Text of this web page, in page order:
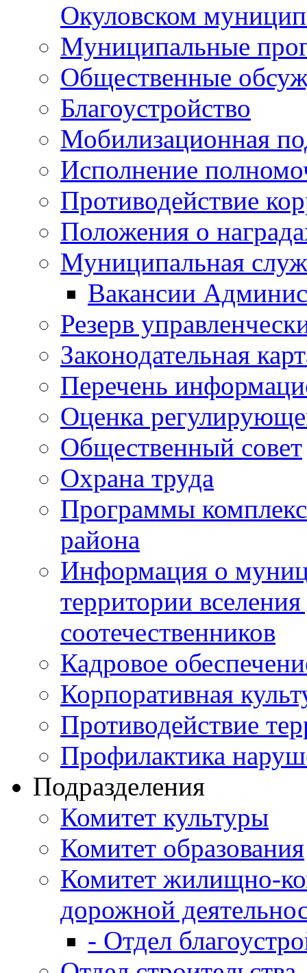
Окуловском
Муниципальные
Общественные
Благоустройство
Мобилизационная
Исполнение
Противодействие
Положения о
Муниципальная
Вакансии
Резерв
Законодательная
Перечень
Оценка
Общественный совет
Охрана труда
Программы
района
Информация о
территории
соотечественников
Кадровое
Корпоративная
Противодействие
Профилактика
Подразделения
Комитет культуры
Комитет образования
Комитет жилищно-
дорожной
- Отдел